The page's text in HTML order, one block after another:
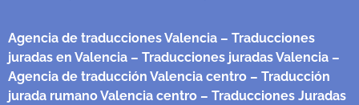
Agencia de traducciones Valencia – Traducciones
juradas en Valencia – Traducciones juradas Valencia –
Agencia de traducción Valencia centro – Traducción
jurada rumano Valencia centro – Traducciones Juradas